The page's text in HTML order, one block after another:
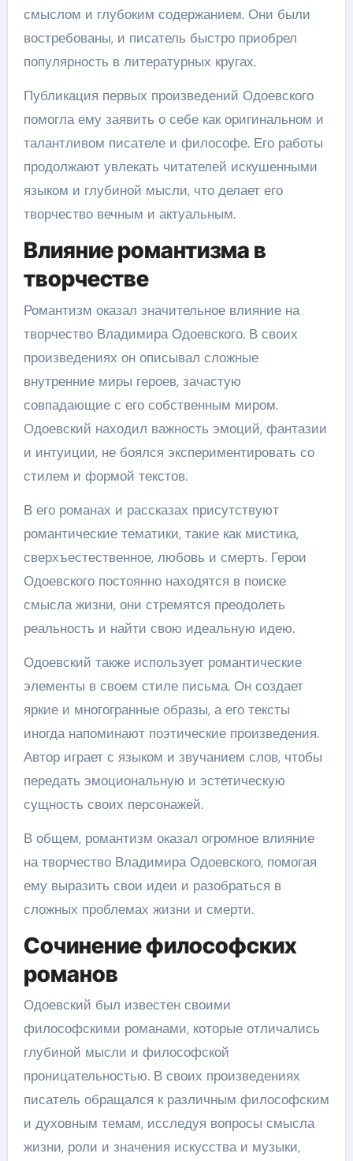
смыслом и глубоким содержанием. Они были
востребованы, и писатель быстро приобрел
популярность в литературных кругах.
Публикация первых произведений Одоевского
помогла ему заявить о себе как оригинальном и
талантливом писателе и философе. Его работы
продолжают увлекать читателей искушенными
языком и глубиной мысли, что делает его
творчество вечным и актуальным.
Влияние романтизма в
творчестве
Романтизм оказал значительное влияние на
творчество Владимира Одоевского. В своих
произведениях он описывал сложные
внутренние миры героев, зачастую
совпадающие с его собственным миром.
Одоевский находил важность эмоций, фантазии
и интуиции, не боялся экспериментировать со
стилем и формой текстов.
В его романах и рассказах присутствуют
романтические тематики, такие как мистика,
сверхъестественное, любовь и смерть. Герои
Одоевского постоянно находятся в поиске
смысла жизни, они стремятся преодолеть
реальность и найти свою идеальную идею.
Одоевский также использует романтические
элементы в своем стиле письма. Он создает
яркие и многогранные образы, а его тексты
иногда напоминают поэтические произведения.
Автор играет с языком и звучанием слов, чтобы
передать эмоциональную и эстетическую
сущность своих персонажей.
В общем, романтизм оказал огромное влияние
на творчество Владимира Одоевского, помогая
ему выразить свои идеи и разобраться в
сложных проблемах жизни и смерти.
Сочинение философских
романов
Одоевский был известен своими
философскими романами, которые отличались
глубиной мысли и философской
проницательностью. В своих произведениях
писатель обращался к различным философским
и духовным темам, исследуя вопросы смысла
жизни, роли и значения искусства и музыки,